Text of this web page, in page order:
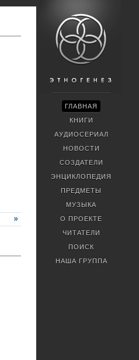
ГЛАВНАЯ
КНИГИ
АУДИОСЕРИАЛ
НОВОСТИ
СОЗДАТЕЛИ
ЭНЦИКЛОПЕДИЯ
ПРЕДМЕТЫ
МУЗЫКА
О ПРОЕКТЕ
ЧИТАТЕЛИ
ПОИСК
НАША ГРУППА